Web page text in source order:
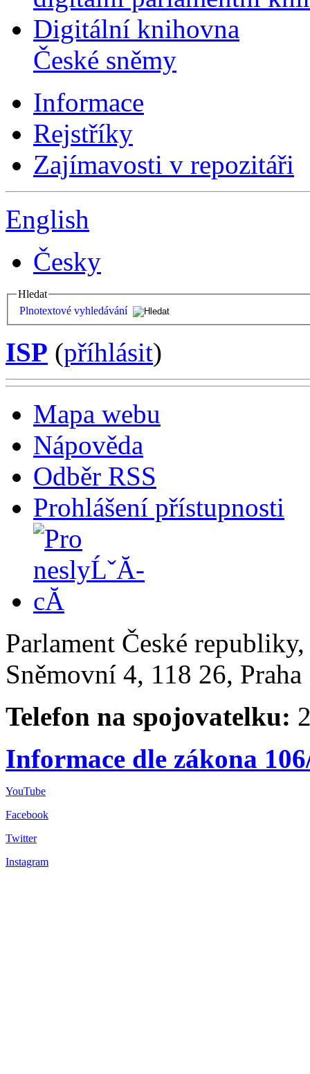
Digitální knihovna
České sněmy
Informace
Rejstříky
Zajímavosti v repozitáři
English
Česky
Hledat
Plnotextové vyhledávání
ISP (příhlásit)
Mapa webu
Nápověda
Odběr RSS
Prohlášení přístupnosti
Parlament České
Sněmovní 4, 118 26,
Telefon na spojovatelku:
Informace dle zákona
YouTube
Facebook
Twitter
Instagram